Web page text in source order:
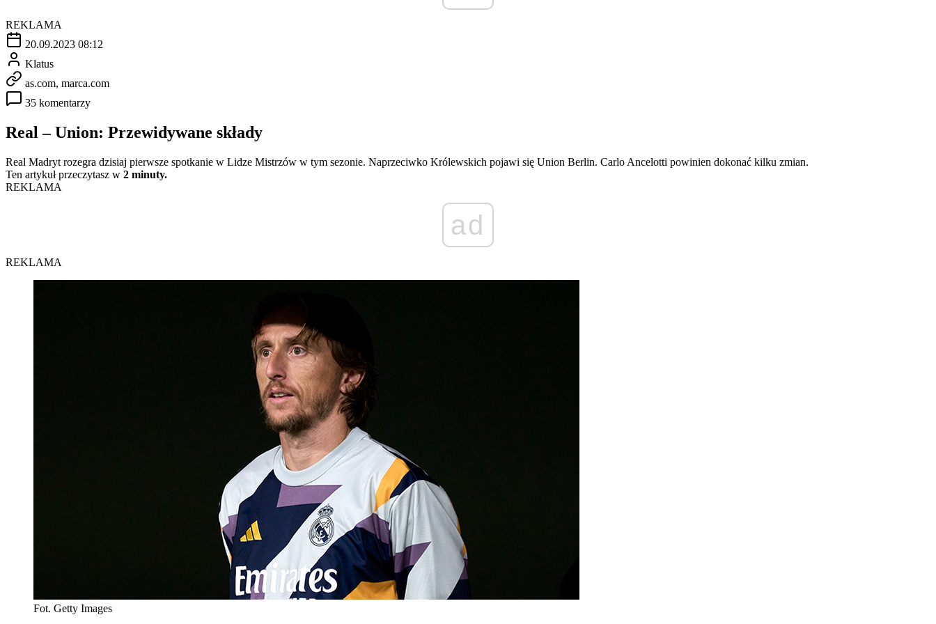
REKLAMA
20.09.2023 08:12
Klatus
as.com, marca.com
35 komentarzy
Real – Union: Przewidywane składy
Real Madryt rozegra dzisiaj pierwsze spotkanie w Lidze Mistrzów w tym sezonie. Naprzeciwko Królewskich pojawi się Union Berlin. Carlo Ancelotti powinien dokonać kilku zmian.
Ten artykuł przeczytasz w 2 minuty.
REKLAMA
ad
REKLAMA
Fot. Getty Images